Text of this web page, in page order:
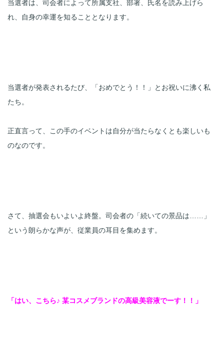
当選者は、司会者によって所属支社、部署、氏名を読み上げら
れ、自身の幸運を知ることとなります。
当選者が発表されるたび、「おめでとう！！」とお祝いに沸く私
たち。
正直言って、この手のイベントは自分が当たらなくとも楽しいも
のなのです。
さて、抽選会もいよいよ終盤。司会者の「続いての景品は……」
という朗らかな声が、従業員の耳目を集めます。
「はい、こちら♪ 某コスメブランドの高級美容液でーす！！」